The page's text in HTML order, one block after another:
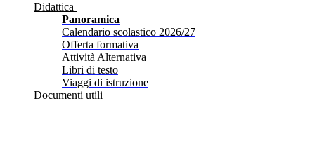
Didattica
Panoramica
Calendario scolastico 2026/27
Offerta formativa
Attività Alternativa
Libri di testo
Viaggi di istruzione
Documenti utili